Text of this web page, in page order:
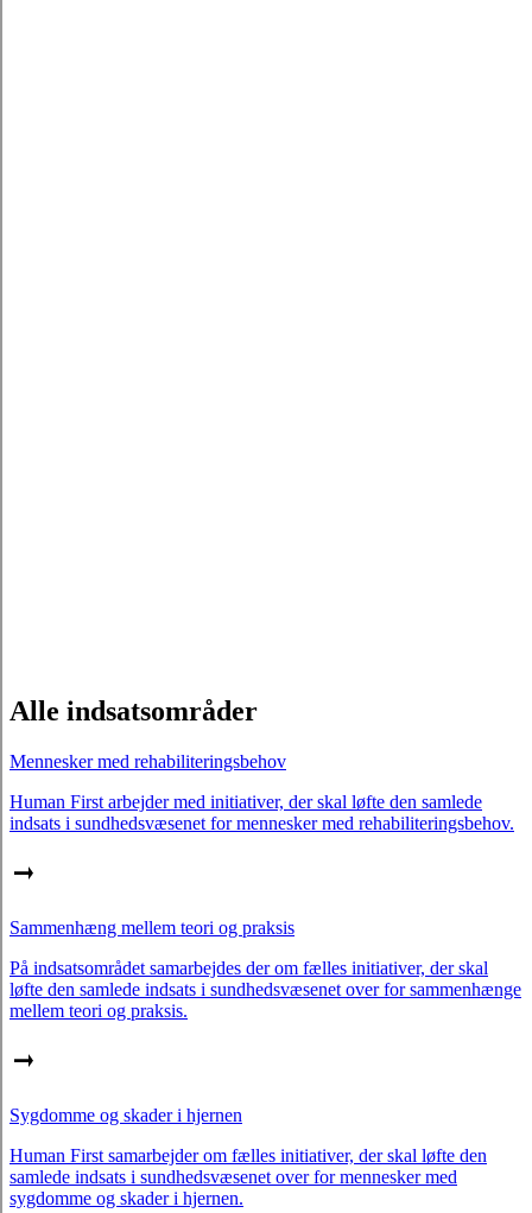
Alle indsatsområder
Mennesker med rehabiliteringsbehov
Human First arbejder med initiativer, der skal løfte den samlede
indsats i sundhedsvæsenet for mennesker med rehabiliteringsbehov.
Sammenhæng mellem teori og praksis
På indsatsområdet samarbejdes der om fælles initiativer, der skal
løfte den samlede indsats i sundhedsvæsenet over for sammenhænge
mellem teori og praksis.
Sygdomme og skader i hjernen
Human First samarbejder om fælles initiativer, der skal løfte den
samlede indsats i sundhedsvæsenet over for mennesker med
sygdomme og skader i hjernen.